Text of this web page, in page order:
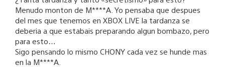
Menudo monton de M****A. Yo pensaba que despues
del mes que tenemos en XBOX LIVE la tardanza se
deberia a que estabais preparando algun bombazo, pero
para esto…
Sigo pensando lo mismo CHONY cada vez se hunde mas
en la M****A.